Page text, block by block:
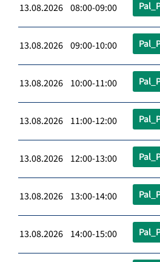
13.08.2026 08:00-09:00
13.08.2026 09:00-10:00
13.08.2026 10:00-11:00
13.08.2026 11:00-12:00
13.08.2026 12:00-13:00
13.08.2026 13:00-14:00
13.08.2026 14:00-15:00